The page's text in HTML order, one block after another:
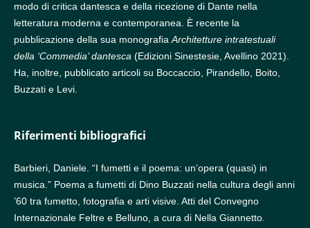
modo di critica dantesca e della ricezione di Dante nella
letteratura moderna e contemporanea. È recente la
pubblicazione della sua monografiaArchitetture intratestuali
della ‘Commedia’ dantesca(Edizioni Sinestesie, Avellino 2021).
Ha, inoltre, pubblicato articoli su Boccaccio, Pirandello, Boito,
Buzzati e Levi.
Riferimenti bibliografici
Barbieri, Daniele. “I fumetti e il poema: un’opera (quasi) in
musica.” Poema a fumetti di Dino Buzzati nella cultura degli anni
’60 tra fumetto, fotografia e arti visive. Atti del Convegno
Internazionale Feltre e Belluno, a cura di Nella Giannetto.